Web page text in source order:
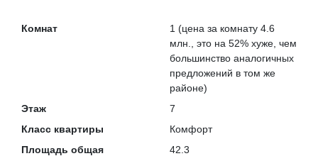
Комнат 1 (цена за комнату 4.6
млн., это на 52% хуже , чем
большинство аналогичных
предложений в том же
районе)
Этаж
7
Класс квартиры
Комфорт
Площадь общая
42.3